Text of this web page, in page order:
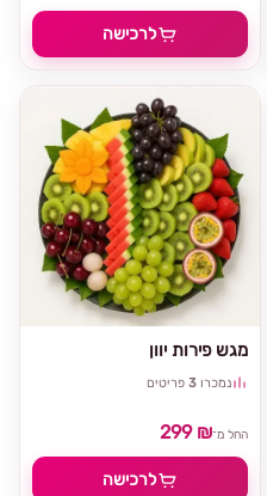
לרכישה
מגש פירות יוון
נמכרו 3 פריטים
החל מ־299 ₪
לרכישה